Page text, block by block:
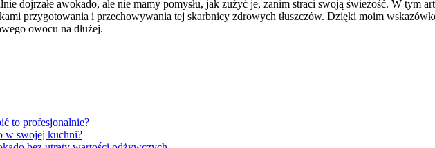
dojrzałe awokado, ale nie mamy pomysłu, jak zużyć je, zanim straci swoją świeżość. W tym
przygotowania i przechowywania tej skarbnicy zdrowych tłuszczów. Dzięki moim
owocu na dłużej.
to profesjonalnie?
w swojej kuchni?